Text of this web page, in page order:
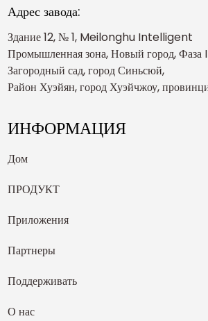
Адрес завода:
Здание 12, № 1, Meilonghu Intelligent
Промышленная зона, Новый город, Фаза
Загородный сад, город Синьсюй,
Район Хуэйян, город Хуэйчжоу,
ИНФОРМАЦИЯ
Дом
ПРОДУКТ
Приложения
Партнеры
Поддерживать
О нас